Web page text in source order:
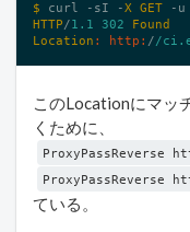
$ curl -sI -X GET -u
HTTP/1.1 302
Found
Location : http: //
このLocationにマッ
くために、
ProxyPassReverse
ProxyPassReverse
ている。